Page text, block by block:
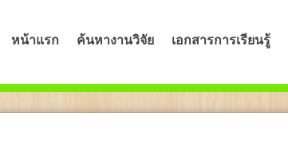
หน้าแรก ค้นหางานวิจัย เอกสารการเรียนรู้